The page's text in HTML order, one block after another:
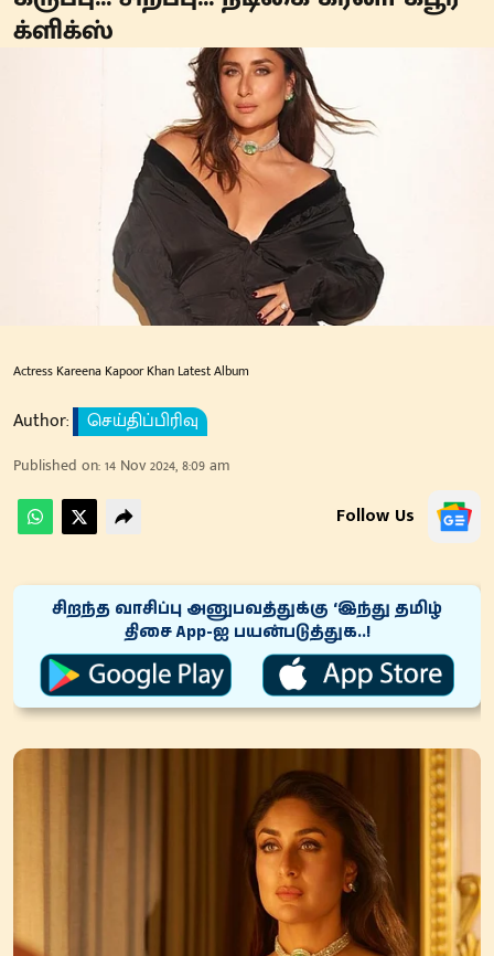
க்ளிக்ஸ்
Actress Kareena Kapoor Khan Latest Album
Author: செய்திப்பிரிவு
Published on:14 Nov 2024, 8:09 am
Follow Us
சிறந்த வாசிப்பு அனுபவத்துக்கு ‘இந்து தமிழ்
திசை App-ஐ பயன்படுத்துக..!